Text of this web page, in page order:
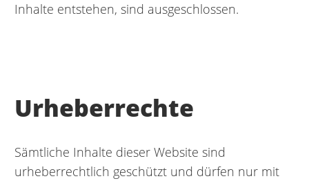
Inhalte entstehen, sind ausgeschlossen.
Urheberrechte
Sämtliche Inhalte dieser Website sind
urheberrechtlich geschützt und dürfen nur mit